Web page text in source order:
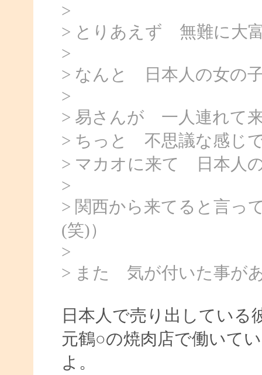
>
> とりあえず 無難に大
>
> なんと 日本人の女の
>
> 易さんが 一人連れて
> ちっと 不思議な感じ
> マカオに来て 日本人
>
> 関西から来てると言っ
(笑)）
>
> また 気が付いた事が
日本人で売り出している
元鶴○の焼肉店で働いて
よ。